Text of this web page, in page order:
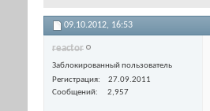
09.10.2012, 16:53
reactor
Заблокированный пользователь
Регистрация
27.09.2011
Сообщений
2,957